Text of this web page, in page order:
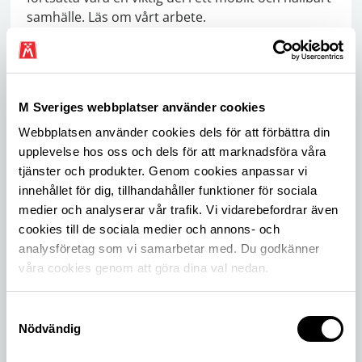
M Sveriges webbplatser använder cookies
Webbplatsen använder cookies dels för att förbättra din
upplevelse hos oss och dels för att marknadsföra våra
tjänster och produkter. Genom cookies anpassar vi
innehållet för dig, tillhandahåller funktioner för sociala
medier och analyserar vår trafik. Vi vidarebefordrar även
cookies till de sociala medier och annons- och
analysföretag som vi samarbetar med. Du godkänner
våra cookies genom att göra dina val nedan.
Nödvändig
samhälle. Läs om vårt arbete.
Nytt från M Sverige
Läs det senaste om frågor som rör trafik- och